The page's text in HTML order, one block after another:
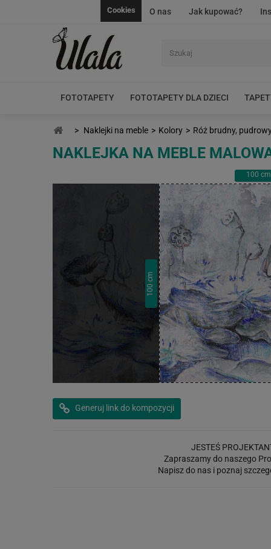
O nas Jak kupować?
Cookies
FOTOTAPETY FOTOTAPETY DLA DZIECI
> Naklejki na meble > Kolory > Róż brudny,
NAKLEJKA NA MEBLE
100 cm
100
cm
Generuj link do kompozycji
JESTEŚ
Zapraszamy do naszego
Napisz do nas i poznaj